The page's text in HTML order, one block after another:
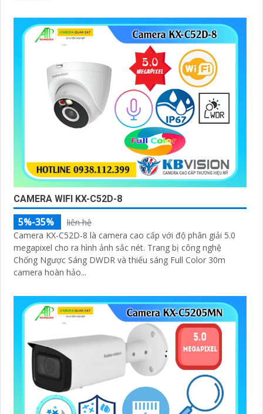
CAMERA WIFI KX-C52D-8
5%-35%
liên hệ
Camera KX-C52D-8 là camera cao cấp với độ phân giải 5.0
megapixel cho ra hình ảnh sắc nét. Trang bị công nghệ
Chống Ngược Sáng DWDR và thiếu sáng Full Color 30m
camera hoàn hảo...